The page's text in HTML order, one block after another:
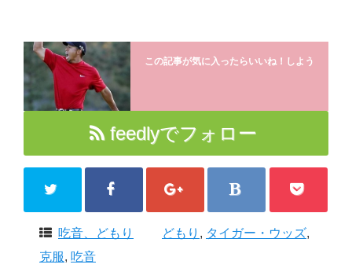
この記事が気に入ったらいいね！しよう
feedlyでフォロー
吃音、どもり どもり , タイガー・ウッズ,
克服, 吃音